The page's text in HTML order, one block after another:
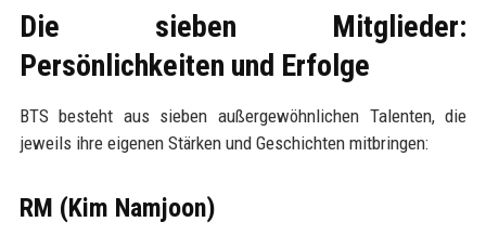
Die sieben Mitglieder:
Persönlichkeiten und Erfolge
BTS besteht aus sieben außergewöhnlichen Talenten, die
jeweils ihre eigenen Stärken und Geschichten mitbringen:
RM (Kim Namjoon)